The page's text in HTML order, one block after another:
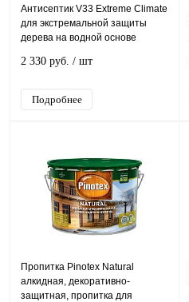
Антисептик V33 Extreme Climate
для экстремальной защиты
дерева на водной основе
2 330 руб. / шт
Подробнее
Пропитка Pinotex Natural
алкидная, декоративно-
защитная, пропитка для